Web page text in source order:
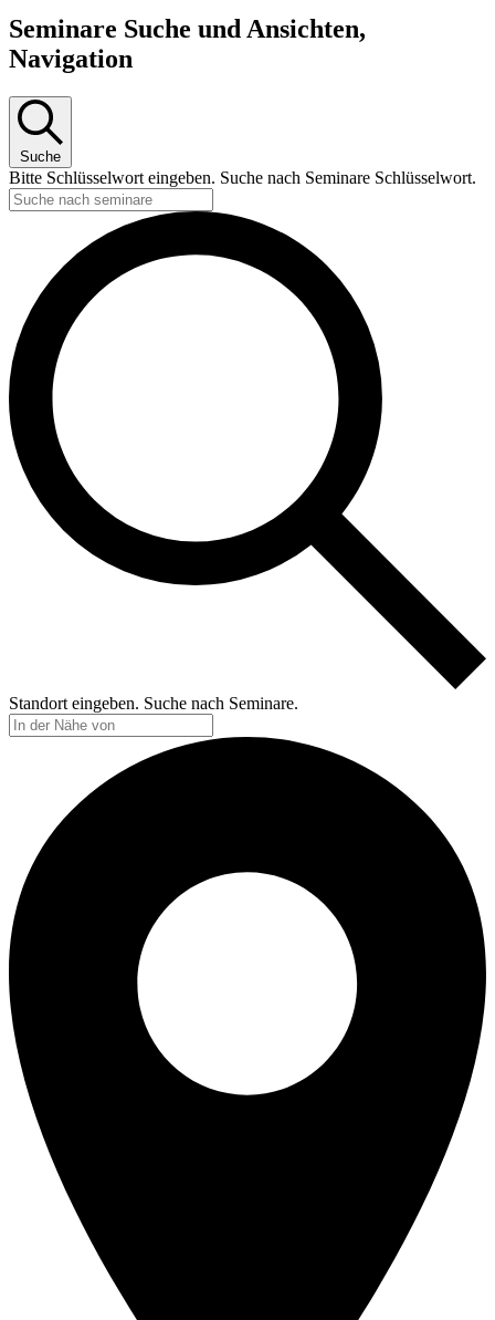
Seminare
Seminare Suche und Ansichten,
Navigation
Suche
Bitte Schlüsselwort eingeben. Suche nach Seminare Schlüsselwort.
Standort eingeben. Suche nach Seminare.